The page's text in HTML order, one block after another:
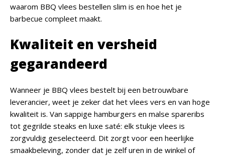
waarom BBQ vlees bestellen slim is en hoe het je
barbecue compleet maakt.
Kwaliteit en versheid
gegarandeerd
Wanneer je BBQ vlees bestelt bij een betrouwbare
leverancier, weet je zeker dat het vlees vers en van hoge
kwaliteit is. Van sappige hamburgers en malse spareribs
tot gegrilde steaks en luxe saté: elk stukje vlees is
zorgvuldig geselecteerd. Dit zorgt voor een heerlijke
smaakbeleving, zonder dat je zelf uren in de winkel of